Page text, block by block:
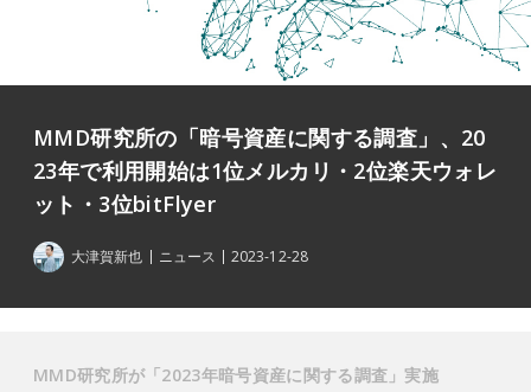
MMD研究所の「暗号資産に関する調査」、20
23年で利用開始は1位メルカリ・2位楽天ウォレ
ット・3位bitFlyer
大津賀新也 ニュース 2023-12-28
MMD研究所が「2023年暗号資産に関する調査」実施